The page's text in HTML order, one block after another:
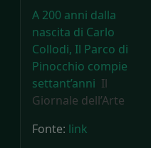
A 200 anni dalla
nascita di Carlo
Collodi, Il Parco di
Pinocchio compie
settant’anni Il
Giornale dell’Arte
Fonte: link